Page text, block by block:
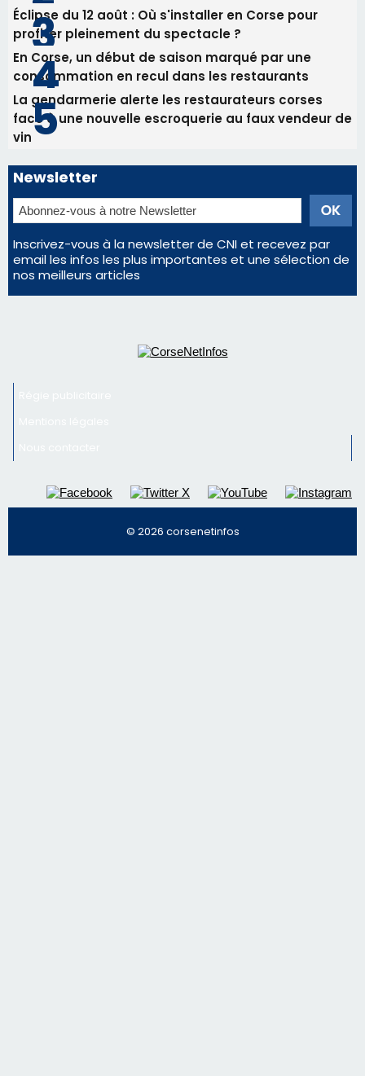
Les plus lus
Satine Nomary est la nouvelle Miss Corse 2026
Éclipse du 12 août : la Corse aux premières loges
d'un spectacle qui ne reviendra pas avant 2081
Éclipse du 12 août : Où s'installer en Corse pour
profiter pleinement du spectacle ?
En Corse, un début de saison marqué par une
consommation en recul dans les restaurants
La gendarmerie alerte les restaurateurs corses
face à une nouvelle escroquerie au faux vendeur de